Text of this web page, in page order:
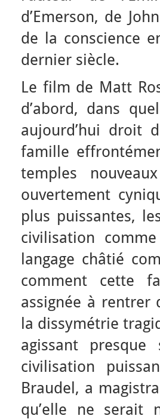
d’Emerson, de
de la conscience
dernier siècle.
Le film de Matt
d’abord, dans
aujourd’hui droit
famille
temples
ouvertement
plus puissantes,
civilisation
langage châtié
comment cette
assignée à rentrer
la dissymétrie
agissant
civilisation
Braudel, a
qu’elle ne serait